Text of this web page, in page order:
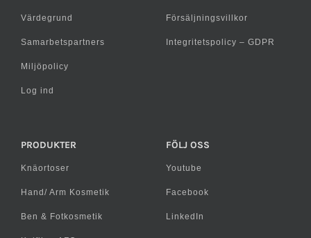
Värdegrund
Samarbetspartners
Miljöpolicy
Log ind
Försäljningsvillkor
Integritetspolicy – GDPR
PRODUKTER
Knäortoser
Hand/ Arm Kosmetik
Ben & Fotkosmetik
FÖLJ OSS
Youtube
Facebook
LinkedIn